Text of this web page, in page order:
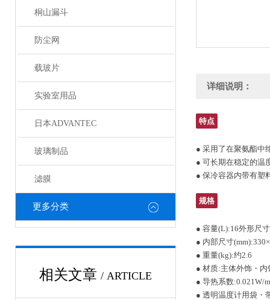
桐山漏斗
防尘网
载玻片
实验室用品
日本ADVANTEC
玻璃制品
滤膜
更多分类
相关文章 / ARTICLE
详细说明：
特点
● 采用了在聚氨酯中
● 可长期在稳定的温
● 保冷容器内带有塑
规格
● 容量(L):16外形尺
● 内部尺寸
● 重量(kg):约2.6
● 材质:主体外饰・
● 导热系数:0.021W/
● 透明温度计用袋・